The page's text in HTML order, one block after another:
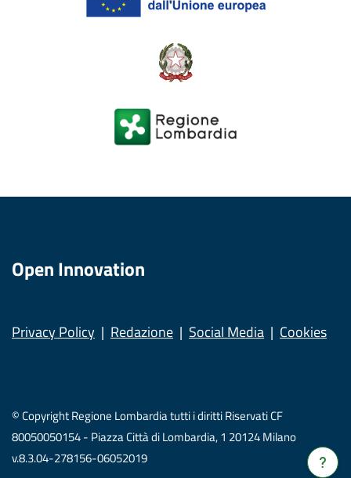
Verrà
Open Innovation
Privacy Policy Redazione Social Media Cookies
© Copyright Regione Lombardia tutti i diritti Riservati CF
80050050154 - Piazza Città di Lombardia, 1 20124 Milano
v.8.3.04-278156-06052019